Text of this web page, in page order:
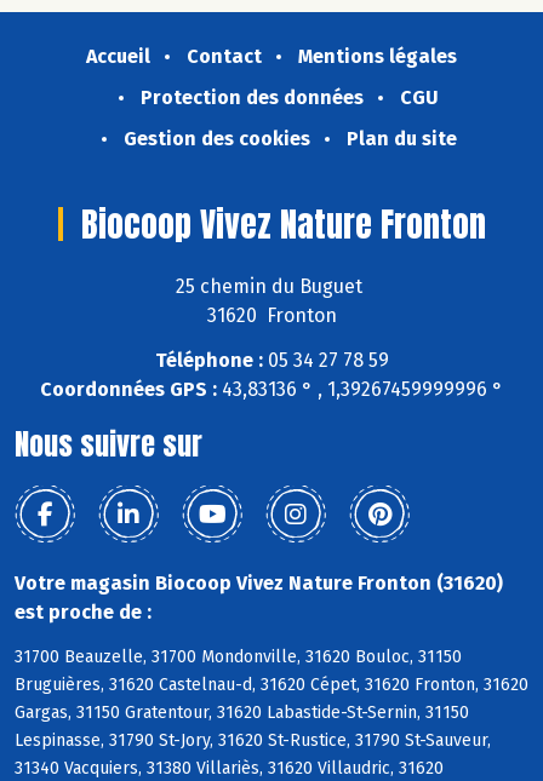
Accueil Contact
Mentions légales
Protection des données
CGU
Gestion des cookies
Plan du site
Biocoop Vivez Nature Fronton
25 chemin du Buguet
31620 Fronton
Téléphone :05 34 27 78 59
Coordonnées GPS : 43,83136 ° , 1,39267459999996 °
Nous suivre sur
Votre magasin Biocoop Vivez Nature Fronton (31620)
est proche de :
31700 Beauzelle, 31700 Mondonville, 31620 Bouloc, 31150
Bruguières, 31620 Castelnau-d, 31620 Cépet, 31620 Fronton, 31620
Gargas, 31150 Gratentour, 31620 Labastide-St-Sernin, 31150
Lespinasse, 31790 St-Jory, 31620 St-Rustice, 31790 St-Sauveur,
31340 Vacquiers, 31380 Villariès, 31620 Villaudric, 31620